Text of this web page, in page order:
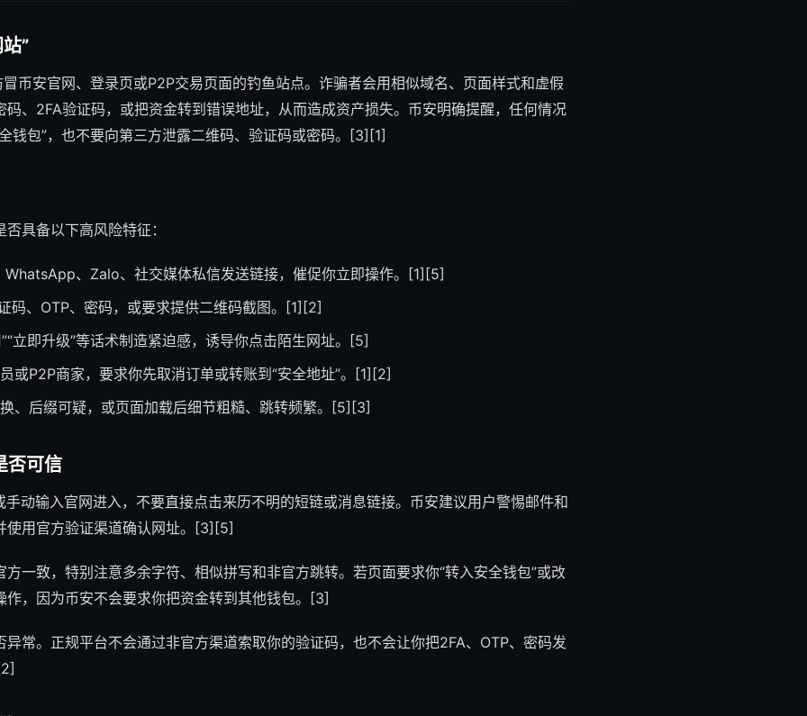
”
冒币安官网、登录页或P2P交易页面的钓鱼站点。诈骗者会用相似域名、页面样式和虚假
码、2FA验证码，或把资金转到错误地址，从而造成资产损失。币安明确提醒，任何情况
钱包”，也不要向第三方泄露二维码、验证码或密码。[3][1]
具备以下高风险特征：
、Zalo、社交媒体私信发送链接，催促你立即操作。[1][5]
码、OTP、密码，或要求提供二维码截图。[1][2]
立即升级”等话术制造紧迫感，诱导你点击陌生网址。[5]
或P2P商家，要求你先取消订单或转账到“安全地址”。[1][2]
、后缀可疑，或页面加载后细节粗糙、跳转频繁。[5][3]
否可信
动输入官网进入，不要直接点击来历不明的短链或消息链接。币安建议用户警惕邮件和
使用官方验证渠道确认网址。[3][5]
方一致，特别注意多余字符、相似拼写和非官方跳转。若页面要求你“转入安全钱包”或改
作，因为币安不会要求你把资金转到其他钱包。[3]
异常。正规平台不会通过非官方渠道索取你的验证码，也不会让你把2FA、OTP、密码发